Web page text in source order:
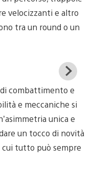
velocizzanti e altro
tra un round o un
combattimento e
e meccaniche si
unica e
un tocco di novità
tutto può sempre